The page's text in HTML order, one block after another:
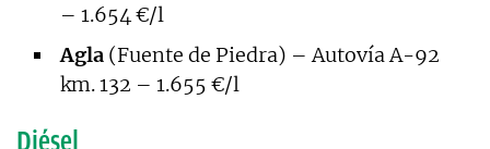
– 1.654 €/l
Agla (Fuente de Piedra) – Autovía A-92
km. 132 – 1.655 €/l
Diésel